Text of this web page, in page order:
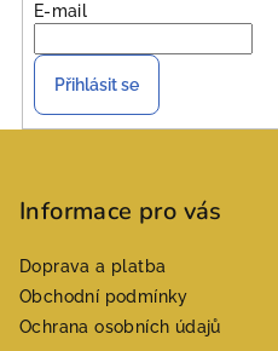
E-mail
Přihlásit se
Informace pro vás
Doprava a platba
Obchodní podmínky
Ochrana osobních údajů